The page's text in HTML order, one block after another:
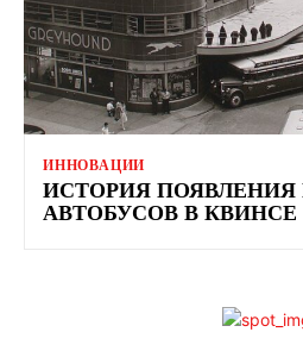
ИННОВАЦИИ
ИСТОРИЯ ПОЯВЛЕНИЯ
АВТОБУСОВ В КВИНСЕ